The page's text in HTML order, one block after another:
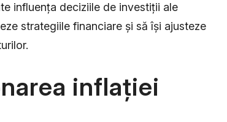
influența deciziile de investiții ale
strategiile financiare și să își ajusteze
inflației